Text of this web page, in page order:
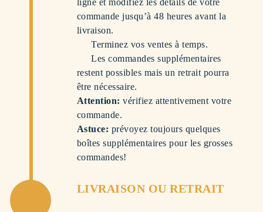
ligne et modifiez les détails de votre
commande jusqu’à 48 heures avant la
livraison.
Terminez vos ventes à temps.
Les commandes supplémentaires
restent possibles mais un retrait pourra
être nécessaire.
Attention: vérifiez attentivement votre
commande.
Astuce: prévoyez toujours quelques
boîtes supplémentaires pour les grosses
commandes!
LIVRAISON OU RETRAIT